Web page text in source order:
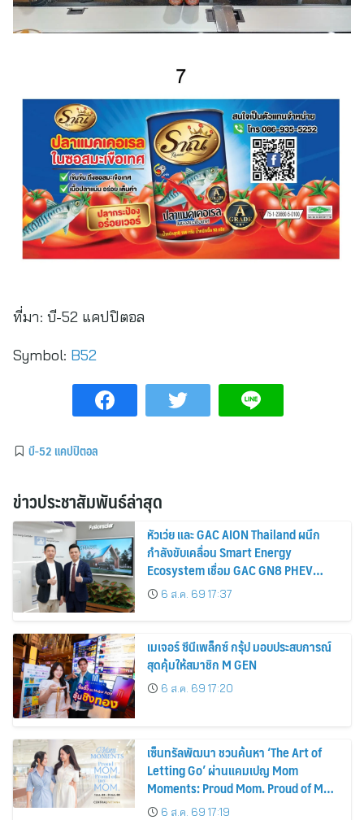
ที่มา: บี-52 แคปปิตอล
Symbol: B52
บี-52 แคปปิตอล
ข่าวประชาสัมพันธ์ล่าสุด
หัวเว่ย และ GAC AION Thailand ผนึก
กำลังขับเคลื่อน Smart Energy
Ecosystem เชื่อม GAC GN8 PHEV
รถยนต์ MPV ระดับพรีเมียม เข้ากับ
พลังงานแสงอาทิตย์ภายในบ้าน
6 ส.ค. 69 17:37
เมเจอร์ ซีนีเพล็กซ์ กรุ้ป มอบประสบการณ์
สุดคุ้มให้สมาชิก M GEN
6 ส.ค. 69 17:20
เซ็นทรัลพัฒนา ชวนค้นหา ‘The Art of
Letting Go’ ผ่านแคมเปญ Mom
Moments: Proud Mom. Proud of My
Mom.6 ส.ค. 69 17:19